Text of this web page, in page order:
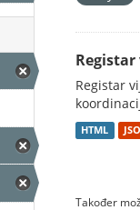
Registar
HTML
Također